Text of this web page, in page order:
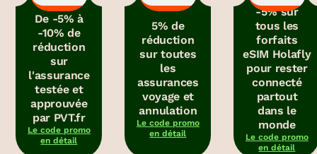
De -5% à
-10% de
réduction
sur
l'assurance
testée et
approuvée
par PVT.fr
Le code promo
en détail
5% de
réduction
sur toutes
les
assurances
voyage et
annulation
Le code promo
en détail
-5% sur
tous les
forfaits
eSIM Holafly
pour rester
connecté
partout
dans le
monde
Le code promo
en détail